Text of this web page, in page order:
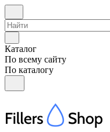
Каталог
По всему сайту
По каталогу